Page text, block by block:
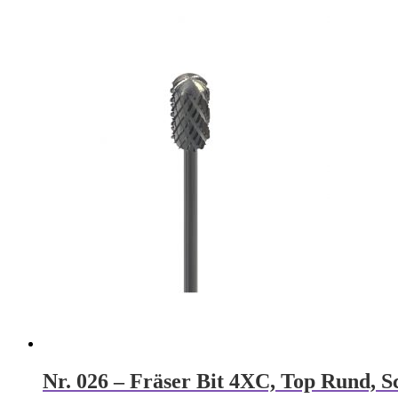
Nr. 026 – Fräser Bit 4XC, Top Rund,